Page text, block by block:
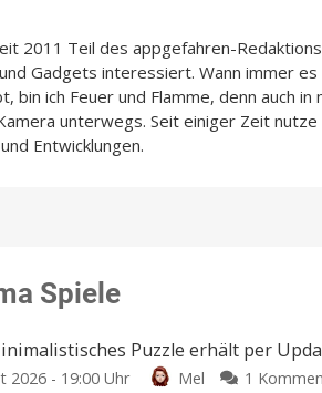
2011 Teil des appgefahren-
Gadgets interessiert. Wann immer
bin ich Feuer und Flamme, denn auch
unterwegs. Seit einiger Zeit
Entwicklungen.
Spiele
Puzzle erhält per
2026 - 19:00 Uhr Mel 1